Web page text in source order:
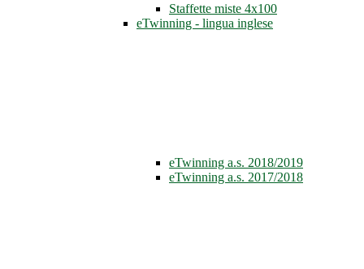
Staffette miste 4x100
eTwinning - lingua inglese
eTwinning a.s. 2018/2019
eTwinning a.s. 2017/2018